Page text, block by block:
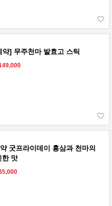
약] 무주천마 발효고 스틱
굿프라이데이 홍삼과 천마의
한 맛